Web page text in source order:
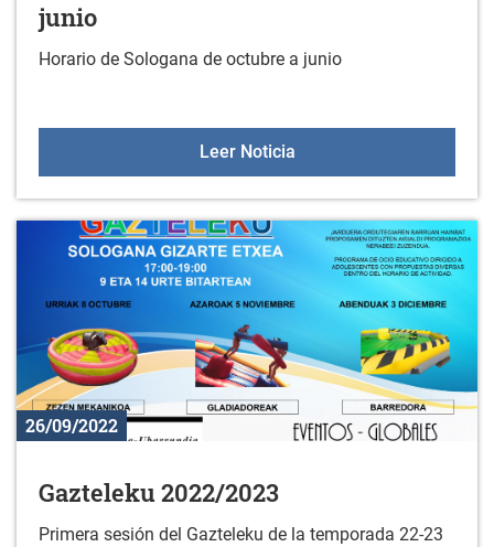
junio
Horario de Sologana de octubre a junio
Leer NoticiaHorario de Sologana de
26/09/2022
Gazteleku 2022/2023
Primera sesión del Gazteleku de la temporada 22-23